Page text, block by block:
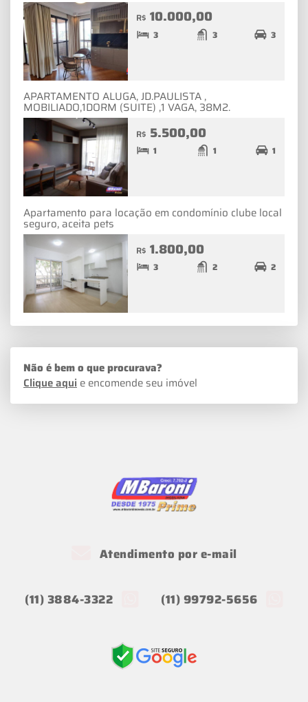
R$ 10.000,00
3 3 3
APARTAMENTO ALUGA, JD.PAULISTA ,
MOBILIADO,1DORM (SUITE) ,1 VAGA, 38M2.
R$ 5.500,00
1 1 1
Apartamento para locação em condomínio clube local
seguro, aceita pets
R$ 1.800,00
3 2 2
Não é bem o que procurava?
Clique aqui e encomende seu imóvel
Atendimento por e-mail
(11) 3884-3322 (11) 99792-5656